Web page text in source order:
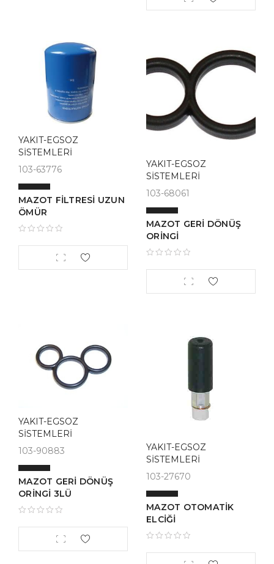
YAKIT-EGSOZ
SİSTEMLERİ
103-63776
MAZOT FİLTRESİ UZUN
ÖMÜR
YAKIT-EGSOZ
SİSTEMLERİ
103-68061
MAZOT GERİ DÖNÜŞ
ORİNGİ
YAKIT-EGSOZ
SİSTEMLERİ
103-90883
MAZOT GERİ DÖNÜŞ
ORİNGİ 3LÜ
YAKIT-EGSOZ
SİSTEMLERİ
103-27670
MAZOT OTOMATİK
ELCİĞİ